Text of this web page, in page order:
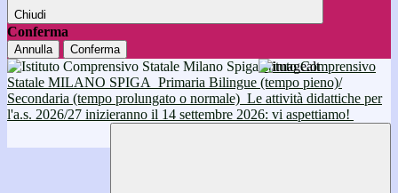
Chiudi
Conferma
Annulla Conferma
Istituto Comprensivo
Statale MILANO SPIGA Primaria Bilingue (tempo pieno)/
Secondaria (tempo prolungato o normale) Le attività didattiche per
l'a.s. 2026/27 inizieranno il 14 settembre 2026: vi aspettiamo!